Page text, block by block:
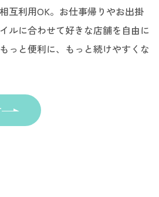
互利用OK。お仕事帰りやお出掛
ルに合わせて好きな店舗を自由に
っと便利に、もっと続けやすくな